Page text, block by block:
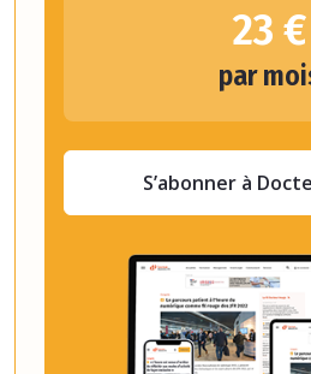
23 €
par
S’abonner à